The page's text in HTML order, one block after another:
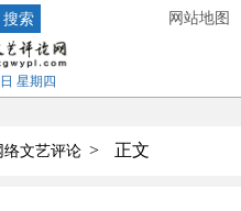
搜索 网站地图
星期四
络文艺评论 > 正文